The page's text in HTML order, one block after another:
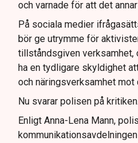
och varnade för att det
På sociala medier
bör ge utrymme för
tillståndsgiven verksamhet,
ha en tydligare skyldighet
och näringsverksamhet mot
Nu svarar polisen på kritiken.
Enligt Anna-Lena Mann,